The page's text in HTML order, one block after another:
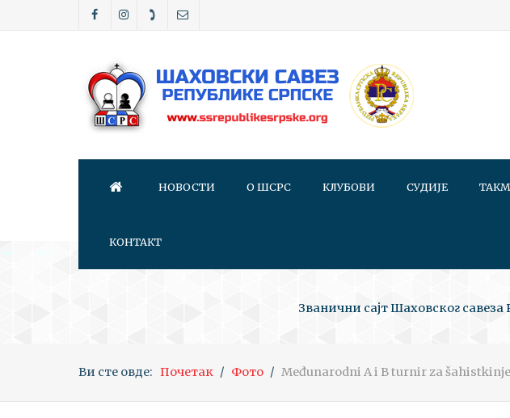
НОВОСТИ О ШСРС КЛУБОВИ СУДИЈЕ
КОНТАКТ
Званични сајт Шаховског
Ви сте овде: Почетак Фото Međunarodni A i B turnir za